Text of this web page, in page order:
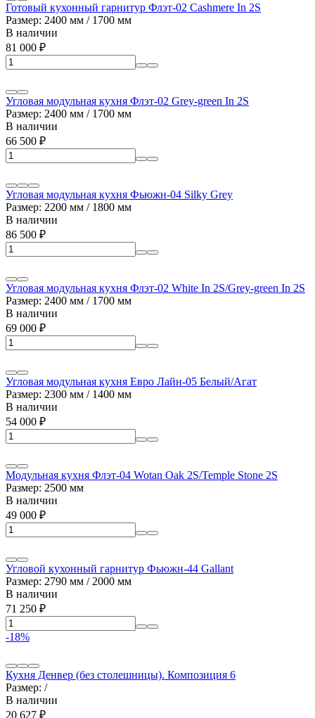
Готовый кухонный гарнитур Флэт-02 Cashmere In 2S
Размер: 2400 мм / 1700 мм
В наличии
81 000 ₽
Угловая модульная кухня Флэт-02 Grey-green In 2S
Размер: 2400 мм / 1700 мм
В наличии
66 500 ₽
Угловая модульная кухня Фьюжн-04 Silky Grey
Размер: 2200 мм / 1800 мм
В наличии
86 500 ₽
Угловая модульная кухня Флэт-02 White In 2S/Grey-green In 2S
Размер: 2400 мм / 1700 мм
В наличии
69 000 ₽
Угловая модульная кухня Евро Лайн-05 Белый/Агат
Размер: 2300 мм / 1400 мм
В наличии
54 000 ₽
Модульная кухня Флэт-04 Wotan Oak 2S/Temple Stone 2S
Размер: 2500 мм
В наличии
49 000 ₽
Угловой кухонный гарнитур Фьюжн-44 Gallant
Размер: 2790 мм / 2000 мм
В наличии
71 250 ₽
-18%
Кухня Денвер (без столешницы). Композиция 6
Размер: /
В наличии
20 627 ₽